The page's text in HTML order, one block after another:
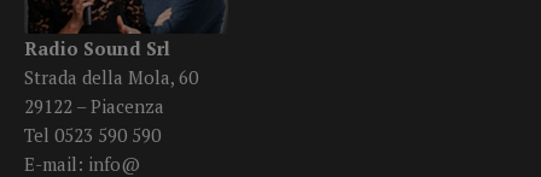
Radio Sound Srl
Strada della Mola, 60
29122 – Piacenza
Tel 0523 590 590
E-mail: info@